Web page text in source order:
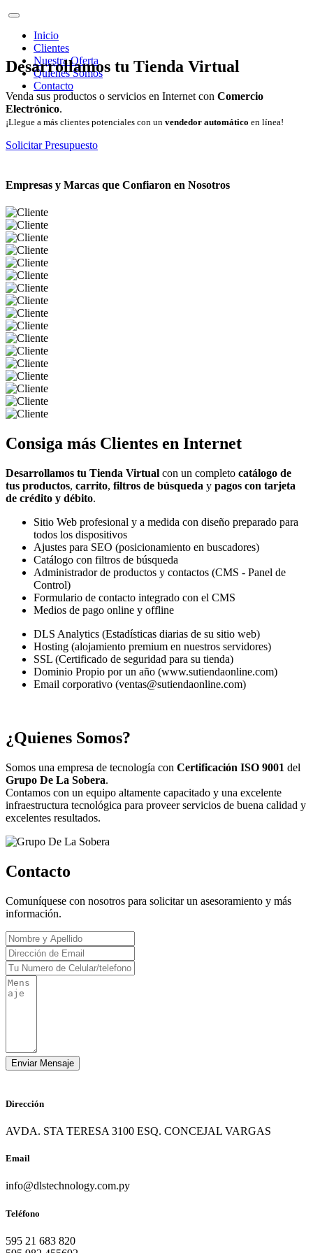
Inicio
Clientes
Nuestra Oferta
Quienes Somos
Contacto
Desarrollamos tu Tienda Virtual
Venda sus productos o servicios en Internet con Comercio
Electrónico.
¡Llegue a más clientes potenciales con un vendedor automático en línea!
Solicitar Presupuesto
Empresas y Marcas que Confiaron en Nosotros
Consiga más Clientes en Internet
Desarrollamos tu Tienda Virtual con un completo catálogo de
tus productos, carrito, filtros de búsqueda y pagos con tarjeta
de crédito y débito.
Sitio Web profesional y a medida con diseño preparado para
todos los dispositivos
Ajustes para SEO (posicionamiento en buscadores)
Catálogo con filtros de búsqueda
Administrador de productos y contactos (CMS - Panel de
Control)
Formulario de contacto integrado con el CMS
Medios de pago online y offline
DLS Analytics (Estadísticas diarias de su sitio web)
Hosting (alojamiento premium en nuestros servidores)
SSL (Certificado de seguridad para su tienda)
Dominio Propio por un año (www.sutiendaonline.com)
Email corporativo (ventas@sutiendaonline.com)
¿Quienes Somos?
Somos una empresa de tecnología con Certificación ISO 9001 del
Grupo De La Sobera.
Contamos con un equipo altamente capacitado y una excelente
infraestructura tecnológica para proveer servicios de buena calidad y
excelentes resultados.
Contacto
Comuníquese con nosotros para solicitar un asesoramiento y más
información.
Dirección
AVDA. STA TERESA 3100 ESQ. CONCEJAL VARGAS
Email
info@dlstechnology.com.py
Teléfono
595 21 683 820